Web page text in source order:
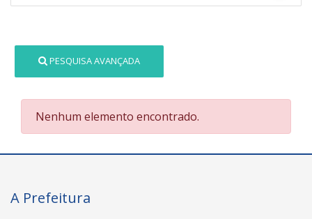
PESQUISA AVANÇADA
Nenhum elemento encontrado.
A Prefeitura